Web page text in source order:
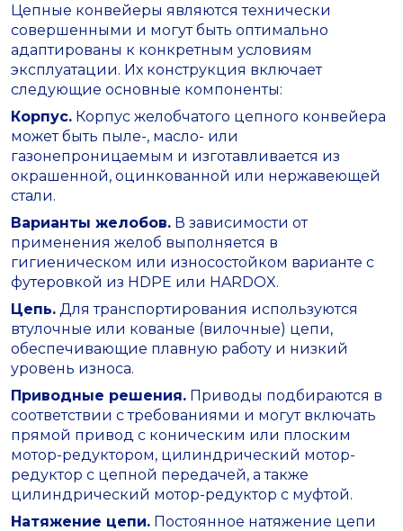
Цепные конвейеры являются технически
совершенными и могут быть оптимально
адаптированы к конкретным условиям
эксплуатации. Их конструкция включает
следующие основные компоненты:
Корпус. Корпус желобчатого цепного конвейера
может быть пыле-, масло- или
газонепроницаемым и изготавливается из
окрашенной, оцинкованной или нержавеющей
стали.
Варианты желобов. В зависимости от
применения желоб выполняется в
гигиеническом или износостойком варианте с
футеровкой из HDPE или HARDOX.
Цепь. Для транспортирования используются
втулочные или кованые (вилочные) цепи,
обеспечивающие плавную работу и низкий
уровень износа.
Приводные решения. Приводы подбираются в
соответствии с требованиями и могут включать
прямой привод с коническим или плоским
мотор-редуктором, цилиндрический мотор-
редуктор с цепной передачей, а также
цилиндрический мотор-редуктор с муфтой.
Натяжение цепи. Постоянное натяжение цепи